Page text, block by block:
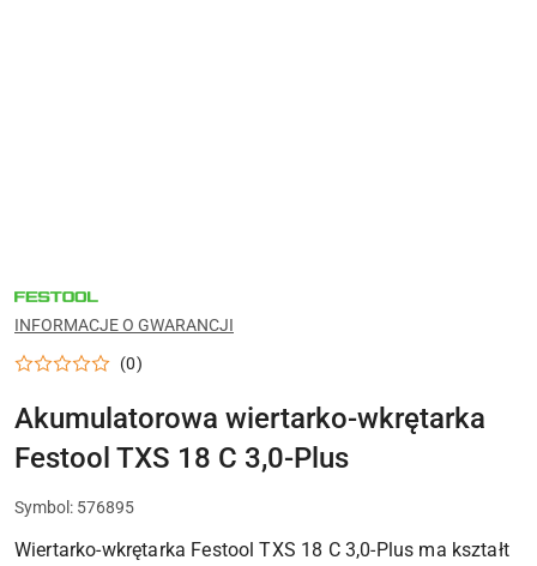
NARZĘDZIA
FESTOOL
DO
WARSZTATU,
MONTAŻU
WYKOŃCZENIOWYCH
INFORMACJE O GWARANCJI
(0)
Akumulatorowa wiertarko-wkrętarka
Festool TXS 18 C 3,0-Plus
Symbol: 576895
Wiertarko-wkrętarka Festool TXS 18 C 3,0-Plus ma kształt